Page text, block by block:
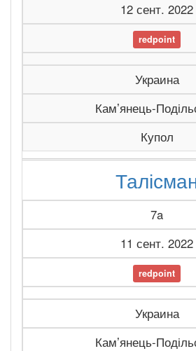
12 сент. 2022
redpoint
Украина
Камʼянець-
Купол
7a
11 сент. 2022
redpoint
Украина
Камʼянець-